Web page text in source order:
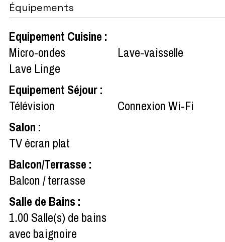
Équipements
Equipement Cuisine :
Micro-ondes
Lave-vaisselle
Lave Linge
Equipement Séjour:
Télévision
Connexion Wi-Fi
Salon :
TV écran plat
Balcon/Terrasse :
Balcon / terrasse
Salle de Bains :
1.00 Salle(s) de bains
avec baignoire